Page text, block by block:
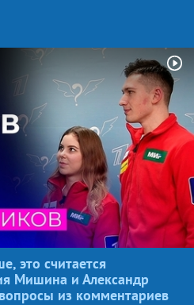
это считается
Мишина и Александр
из комментариев